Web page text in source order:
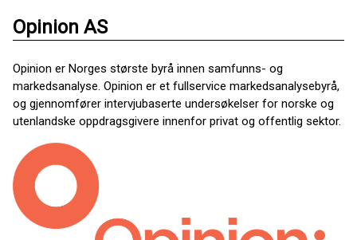
Opinion AS
Opinion er Norges største byrå innen samfunns- og
markedsanalyse. Opinion er et fullservice markedsanalysebyrå,
og gjennomfører intervjubaserte undersøkelser for norske og
utenlandske oppdragsgivere innenfor privat og offentlig sektor.